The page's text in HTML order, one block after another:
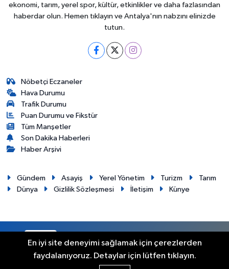
ekonomi, tarım, yerel spor, kültür, etkinlikler ve daha fazlasından
haberdar olun. Hemen tıklayın ve Antalya'nın nabzını elinizde
tutun.
Nöbetçi Eczaneler
Hava Durumu
Trafik Durumu
Puan Durumu ve Fikstür
Tüm Manşetler
Son Dakika Haberleri
Haber Arşivi
Gündem Asayiş Yerel Yönetim Turizm
Tarım
Dünya
Gizlilik Sözleşmesi İletişim Künye
En iyi site deneyimi sağlamak için çerezlerden
faydalanıyoruz. Detaylar için lütfen tıklayın.